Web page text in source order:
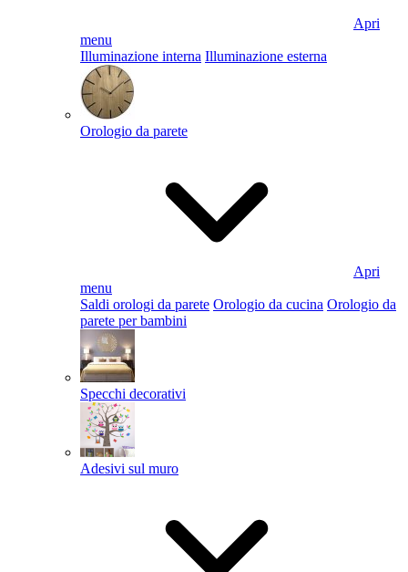
Apri
menu
Illuminazione interna Illuminazione esterna
Orologio da parete
Apri
menu
Saldi orologi da parete Orologio da cucina Orologio da
parete per bambini
Specchi decorativi
Adesivi sul muro